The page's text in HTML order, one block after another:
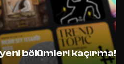
bölümleri kaçırma!